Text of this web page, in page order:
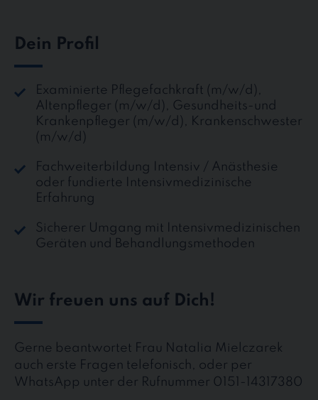
Dein Profil
Examinierte Pflegefachkraft (m/w/d),
Altenpfleger (m/w/d), Gesundheits-und
Krankenpfleger (m/w/d), Krankenschwester
(m/w/d)
Fachweiterbildung Intensiv / Anästhesie
oder fundierte Intensivmedizinische
Erfahrung
Sicherer Umgang mit Intensivmedizinischen
Geräten und Behandlungsmethoden
Wir freuen uns auf Dich!
Gerne beantwortet Frau Natalia Mielczarek
auch erste Fragen telefonisch, oder per
WhatsApp unter der Rufnummer 0151-14317380